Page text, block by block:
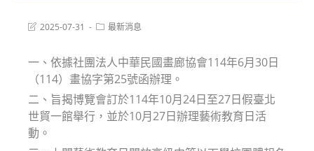
Post2025-07-31
Post最新消息
一、依據社團法人中華民國畫廊協會114年6月30日
（114）畫協字第25號函辦理。
二、旨揭博覽會訂於114年10月24日至27日假臺北
世貿一館舉行，並於10月27日辦理藝術教育日活
動。